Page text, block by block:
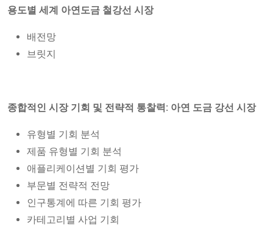
용도별 세계 아연도금 철강선 시장
배전망
브릿지
종합적인 시장 기회 및 전략적 통찰력: 아연 도금 강선 시장
유형별 기회 분석
제품 유형별 기회 분석
애플리케이션별 기회 평가
부문별 전략적 전망
인구통계에 따른 기회 평가
카테고리별 사업 기회